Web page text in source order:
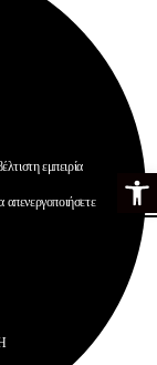
Ανοίξτε
εμπειρία
απενεργοποιήσετε